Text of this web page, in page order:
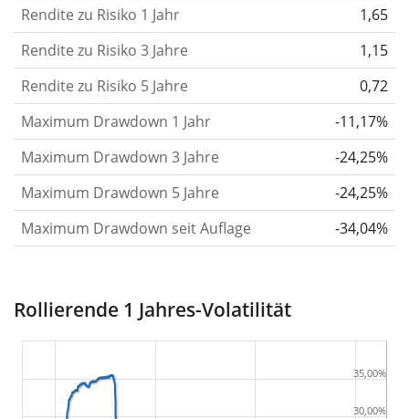
oder schwächer wurden. Weitere Informationen
findest du in unserem Artikel:
Risikomaß.
Rendite pro Risikofür Zeiträume von 1, 3 und 5
Jahren. Diese Kennzahl ist definiert als die
annualisierte (d. h. auf einen Einjahreszeitraum
umgerechnete) historische Rendite geteilt durch die
historische annualisierte Volatilität.Rendite pro
Risiko setzt die historische Rendite eines
das Ausmaß der Kursschwankungen, die man in
Kauf nehmen musste, um von der Rendite des
Kennzahl für Zeiträume von 1, 3 und 5 Jahren, um
Rendite zu Risiko 1 Jahr
1,65
Rendite zu Risiko 3 Jahre
1,15
Rendite zu Risiko 5 Jahre
0,72
Maximum Drawdown 1 Jahr
-11,17%
Maximum Drawdown 3 Jahre
-24,25%
Maximum Drawdown 5 Jahre
-24,25%
Maximum Drawdown seit Auflage
-34,04%
Rollierende 1 Jahres-Volatilität
30,00%
35,00%